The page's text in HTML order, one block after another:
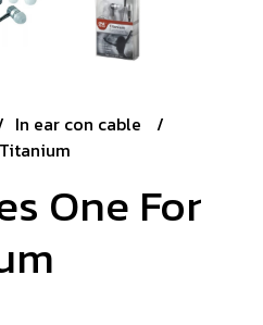
In ear con cable
One For